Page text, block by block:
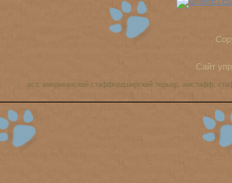
Сайт
аст, американский стаффордширский терьер, амстафф,